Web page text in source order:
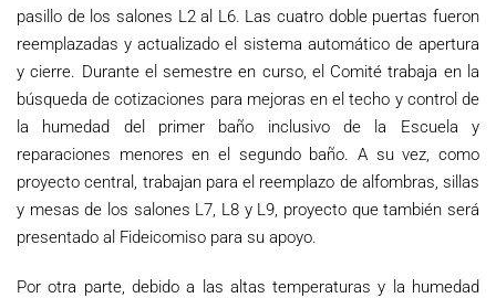
pasillo de los salones L2 al L6. Las cuatro doble puertas fueron
reemplazadas y actualizado el sistema automático de apertura
y cierre. Durante el semestre en curso, el Comité trabaja en la
búsqueda de cotizaciones para mejoras en el techo y control de
la humedad del primer baño inclusivo de la Escuela y
reparaciones menores en el segundo baño. A su vez, como
proyecto central, trabajan para el reemplazo de alfombras, sillas
y mesas de los salones L7, L8 y L9, proyecto que también será
presentado al Fideicomiso para su apoyo.
Por otra parte, debido a las altas temperaturas y la humedad